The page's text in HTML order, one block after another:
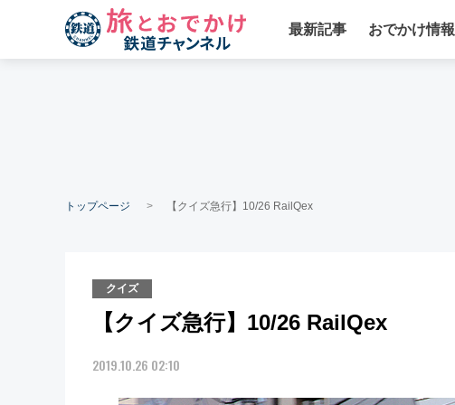
最新記事 おでかけ情報
トップページ 【クイズ急行】10/26 RailQex
クイズ
【クイズ急行】10/26 RailQex
2019.10.26 02:10